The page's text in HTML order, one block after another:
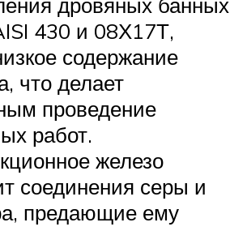
430 и 08Х17Т,
содержание
что делает
проведение
работ.
железо
соединения серы и
предающие ему